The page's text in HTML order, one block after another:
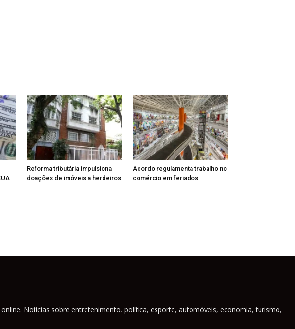
Reforma tributária impulsiona
doações de imóveis a herdeiros
Acordo regulamenta trabalho no
comércio em feriados
Notícias sobre entretenimento, política, esporte, automóveis, economia, turismo,